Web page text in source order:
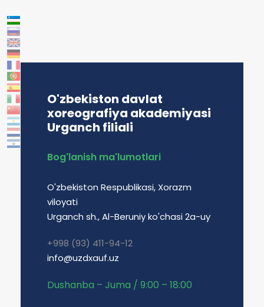
O'zbekiston davlat
xoreografiya akademiyasi
Urganch filiali
Bog'lanish ma'lumotlari
O'zbekiston Respublikasi, Xorazm
viloyati
Urganch sh., Al-Beruniy ko'chasi 2a-uy
+998 (93) 411-94-12
info@uzdxauf.uz
Dushanba – Juma / 9:00 – 18:00